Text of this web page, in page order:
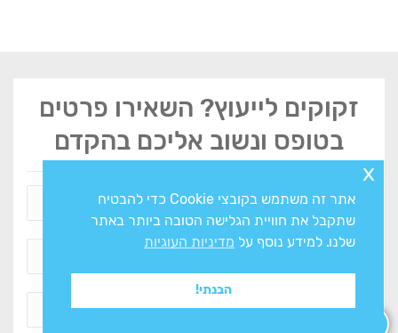
זקוקים לייעוץ? השאירו פרטים
בטופס ונשוב אליכם בהקדם
אתר זה משתמש בקובצי Cookie כדי להבטיח
שתקבל את חוויית הגלישה הטובה ביותר באתר
שלנו. למידע נוסף על מדיניות העוגיות
הבנתי!
x